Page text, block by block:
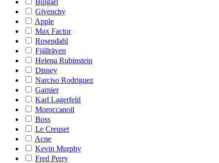
Bulgari
Givenchy
Apple
Max Factor
Rosendahl
Fjällräven
Helena Rubinstein
Disney
Narciso Rodriguez
Garnier
Karl Lagerfeld
Moroccanoil
Boss
Le Creuset
Acne
Kevin Murphy
Fred Perry